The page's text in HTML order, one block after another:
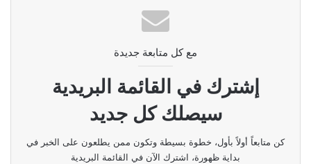
مع كل متابعة جديدة
إشترك في القائمة البريدية
سيصلك كل جديد
كن متابعاً أولاً بأول، خطوة بسيطة وتكون ممن يطلعون على الخبر في
بداية ظهورة، اشترك الآن في القائمة البريدية